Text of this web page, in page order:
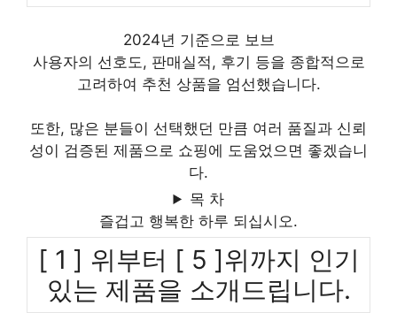
2024년 기준으로 보브
사용자의 선호도, 판매실적, 후기 등을 종합적으로
고려하여 추천 상품을 엄선했습니다.
또한, 많은 분들이 선택했던 만큼 여러 품질과 신뢰
성이 검증된 제품으로 쇼핑에 도움었으면 좋겠습니
다.
목 차
즐겁고 행복한 하루 되십시오.
[ 1 ] 위부터 [ 5 ]위까지 인기
있는 제품을 소개드립니다.